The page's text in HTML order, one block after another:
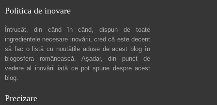
Politica de inovare
Întrucât, din când în când, dispun de toate
ingredientele necesare inovării, cred că este decent
să fac o listă cu noutățile aduse de acest blog în
blogosfera românească. Așadar, din punct de
vedere al inovării iată ce pot spune despre acest
blog.
Precizare